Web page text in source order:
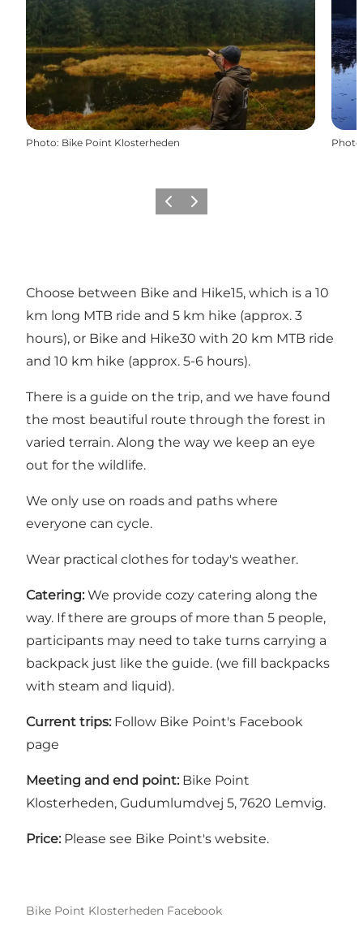
Photo: Bike Point Klosterheden Photo
PrécédentSuivant
Choose between Bike and Hike15, which is a 10
km long MTB ride and 5 km hike (approx. 3
hours), or Bike and Hike30 with 20 km MTB ride
and 10 km hike (approx. 5-6 hours).
There is a guide on the trip, and we have found
the most beautiful route through the forest in
varied terrain. Along the way we keep an eye
out for the wildlife.
We only use on roads and paths where
everyone can cycle.
Wear practical clothes for today's weather.
Catering: We provide cozy catering along the
way. If there are groups of more than 5 people,
participants may need to take turns carrying a
backpack just like the guide. (we fill backpacks
with steam and liquid).
Current trips: Follow Bike Point's Facebook
page
Meeting and end point: Bike Point
Klosterheden, Gudumlumdvej 5, 7620 Lemvig.
Price: Please see Bike Point's website.
Bike Point Klosterheden Facebook